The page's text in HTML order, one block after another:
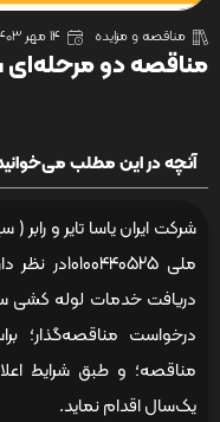
مناقصه و مزایده 14 مهر 1403
مناقصه دو مرحله‌ای
آنچه در این مطلب
ملی
دریافت خدمات لوله کشی
درخواست مناقصه‌گذار؛
مناقصه؛ و طبق شرایط
یک‌سال اقدام نماید.